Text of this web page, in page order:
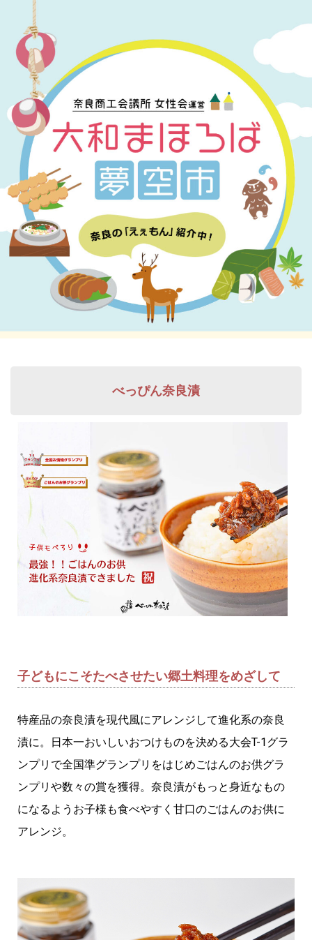
べっぴん奈良漬
子どもにこそたべさせたい郷土料理をめざして
特産品の奈良漬を現代風にアレンジして進化系の奈良
漬に。日本一おいしいおつけものを決める大会T-1グラ
ンプリで全国準グランプリをはじめごはんのお供グラ
ンプリや数々の賞を獲得。奈良漬がもっと身近なもの
になるようお子様も食べやすく甘口のごはんのお供に
アレンジ。